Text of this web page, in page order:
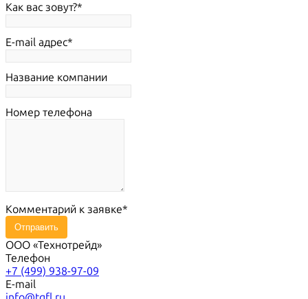
Как вас зовут?
E-mail адрес
Название компании
Номер телефона
Комментарий к заявке
Отправить
ООО «Технотрейд»
Телефон
+7 (499) 938-97-09
E-mail